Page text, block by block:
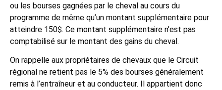
ou les bourses gagnées par le cheval au cours du
programme de même qu’un montant supplémentaire pour
atteindre 150$. Ce montant supplémentaire n’est pas
comptabilisé sur le montant des gains du cheval.
On rappelle aux propriétaires de chevaux que le Circuit
régional ne retient pas le 5% des bourses généralement
remis à l’entraîneur et au conducteur. Il appartient donc